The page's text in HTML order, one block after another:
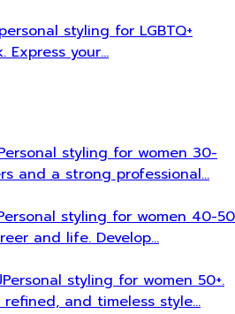
styling for LGBTQ+
Express your…
styling for women 30-
and a strong professional…
styling for women 40-50
and life. Develop…
Personal styling for women 50+.
refined, and timeless style…